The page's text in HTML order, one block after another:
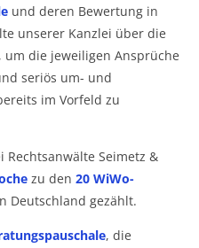
und deren Bewertung in
unserer Kanzlei über die
die jeweiligen Ansprüche
seriös um- und
im Vorfeld zu
Rechtsanwälte Seimetz &
zu den 20 WiWo-
Deutschland gezählt.
, die